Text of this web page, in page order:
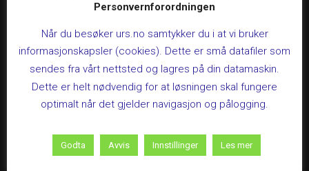
LIVEKURS: MVA-kompensasjon for kommunale
26. august 2026 kl 09:00 – 12:00
Dette kurset gir deg en praktisk gjennomgang av
regelverket for mva-kompensasjon på helse- og
sosialboliger, slik at kommunen sikrer riktig behandling
gjennom hele prosessen.Varighet:3 timer, kl. 09:00-
Frist for søknad om kompensasjon for frivillige
Personvernforordningen
Når du besøker urs.no samtykker du i at vi bruker
informasjonskapsler (cookies). Dette er små datafiler som
sendes fra vårt nettsted og lagres på din datamaskin.
Dette er helt nødvendig for at løsningen skal fungere
optimalt når det gjelder navigasjon og pålogging.
Godta Avvis Innstillinger Les mer